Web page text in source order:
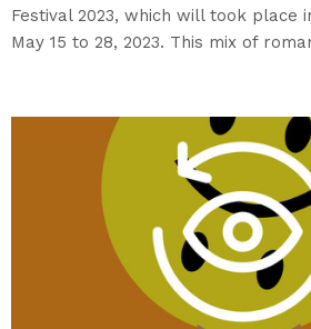
Festival 2023, which will took place
May 15 to 28, 2023. This mix of